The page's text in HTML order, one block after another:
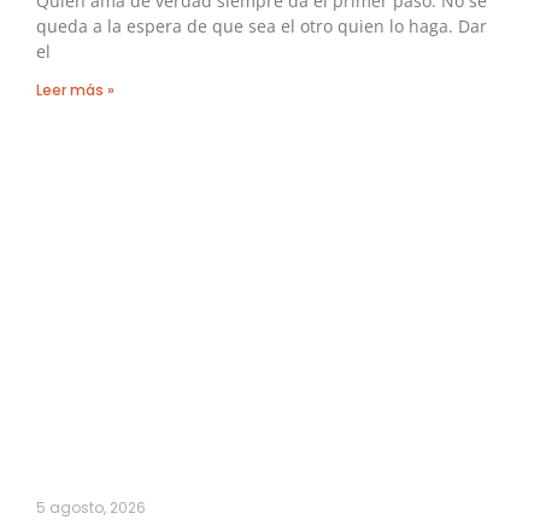
queda a la espera de que sea el otro quien lo haga. Dar
el
Leer más »
5 agosto, 2026